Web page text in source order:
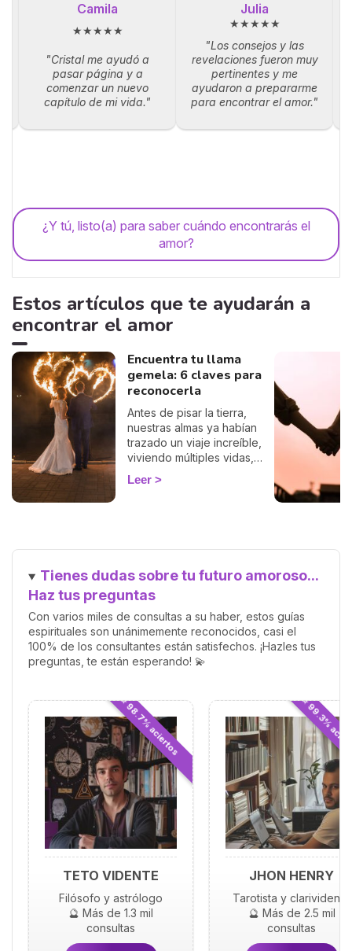
Camila
★★★★★
"Cristal me ayudó a
pasar página y a
comenzar un nuevo
capítulo de mi vida."
Julia
★★★★★
"Los consejos y las
revelaciones fueron muy
pertinentes y me
ayudaron a prepararme
para encontrar el amor."
¿Y tú, listo(a) para saber cuándo encontrarás el
amor?
Estos artículos que te ayudarán a
encontrar el amor
Encuentra tu llama
gemela: 6 claves para
reconocerla
Antes de pisar la tierra,
nuestras almas ya habían
trazado un viaje increíble,
viviendo múltiples vidas,
acumulando sabiduría y
preparándose para el
profunda y única promete
crecimiento y comprensión
mutua. Pero, ¿cómo saber
esa persona especial?
Leer
Tienes dudas sobre tu futuro amoroso...
Haz tus preguntas
Con varios miles de consultas a su haber, estos guías
espirituales son unánimemente reconocidos, casi el
100% de los consultantes están satisfechos. ¡Hazles tus
preguntas, te están esperando! 💫
⭐ 98.7% aciertos
TETO VIDENTE
Filósofo y astrólogo
🔮 Más de 1.3 mil
consultas
⭐ 99.3%
JHON HENRY
Tarotista y clarividente
🔮 Más de 2.5 mil
consultas